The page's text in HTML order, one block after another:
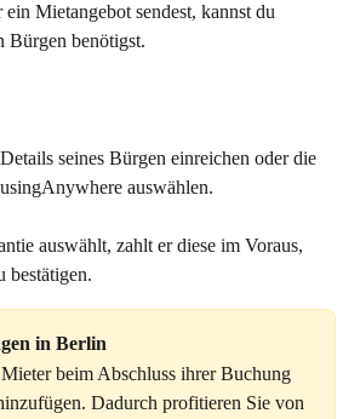
Mietangebot sendest, kannst du
Bürgen benötigst.
seines Bürgen einreichen oder die
auswählen.
auswählt, zahlt er diese im Voraus,
bestätigen.
in Berlin
beim Abschluss ihrer Buchung
Dadurch profitieren Sie von